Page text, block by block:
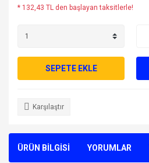
* 132,43 TL den başlayan taksitlerle!
SEPETE EKLE
Karşılaştır
ÜRÜN BİLGİSİ YORUMLAR